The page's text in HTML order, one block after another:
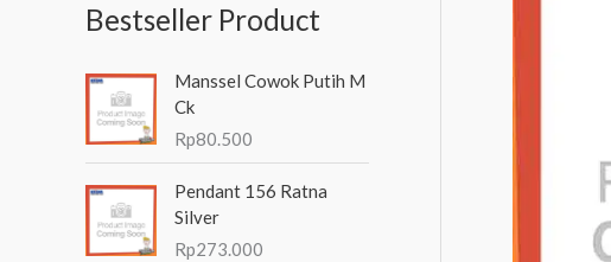
c
a
n
Bestseller Product
Manssel Cowok Putih M
Ck
Rp80.500
Pendant 156 Ratna
Silver
Rp273.000